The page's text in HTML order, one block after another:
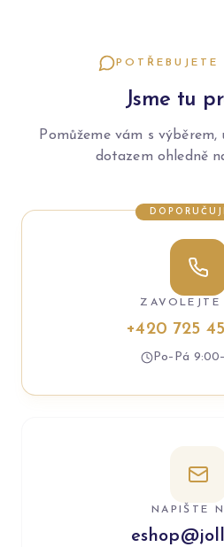
POTŘEBUJETE
Jsme tu
Pomůžeme vám s
dotazem ohledně
ZAVOLEJTE
+420 725
Po–Pá
NAPIŠTE